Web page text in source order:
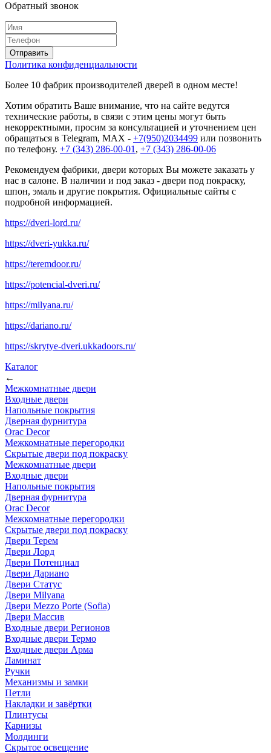
Обратный звонок
Политика конфиденциальности
Более 10 фабрик производителей дверей в одном месте!
Хотим обратить Ваше внимание, что на сайте ведутся
технические работы, в связи с этим цены могут быть
некорректными, просим за консультацией и уточнением цен
обращаться в Telegram, MAX - +7(950)2034499 или позвонить
по телефону. +7 (343) 286-00-01 , +7 (343) 286-00-06
Рекомендуем фабрики, двери которых Вы можете заказать у
нас в салоне. В наличии и под заказ - двери под покраску,
шпон, эмаль и другие покрытия. Официальные сайты с
подробной информацией.
https://dveri-lord.ru/
https://dveri-yukka.ru/
https://teremdoor.ru/
https://potencial-dveri.ru/
https://milyana.ru/
https://dariano.ru/
https://skrytye-dveri.ukkadoors.ru/
Каталог
←
Межкомнатные двери
Входные двери
Напольные покрытия
Дверная фурнитура
Orac Decor
Межкомнатные перегородки
Скрытые двери под покраскy
Межкомнатные двери
Входные двери
Напольные покрытия
Дверная фурнитура
Orac Decor
Межкомнатные перегородки
Скрытые двери под покраскy
Двери Терем
Двери Лорд
Двери Потенциал
Двери Дариано
Двери Статус
Двери Milyana
Двери Mezzo Porte (Sofia)
Двери Массив
Входные двери Регионов
Входные двери Термо
Входные двери Арма
Ламинат
Ручки
Механизмы и замки
Петли
Накладки и завёртки
Плинтусы
Карнизы
Молдинги
Скрытое освещение